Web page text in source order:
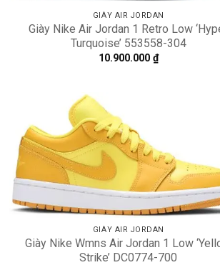
GIÀY AIR JORDAN
Giày Nike Air Jordan 1 Retro Low
Turquoise’ 553558-304
10.900.000 ₫
GIÀY AIR JORDAN
Giày Nike Wmns Air Jordan 1 Low
Strike’ DC0774-700